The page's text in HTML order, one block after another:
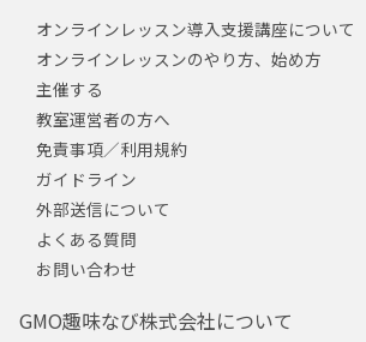
オンラインレッスン導入支援講座について
オンラインレッスンのやり方、始め方
主催する
教室運営者の方へ
免責事項／利用規約
ガイドライン
外部送信について
よくある質問
お問い合わせ
GMO趣味なび株式会社について